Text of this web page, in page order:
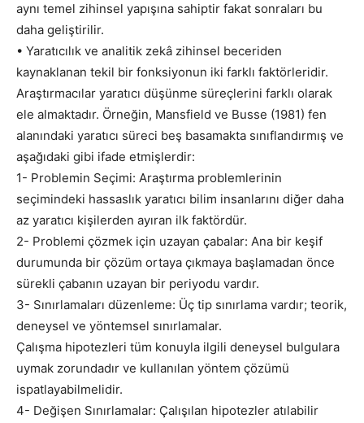
aynı temel zihinsel yapışına sahiptir fakat sonraları bu
daha geliştirilir.
• Yaratıcılık ve analitik zekâ zihinsel beceriden
kaynaklanan tekil bir fonksiyonun iki farklı faktörleridir.
Araştırmacılar yaratıcı düşünme süreçlerini farklı olarak
ele almaktadır. Örneğin, Mansfield ve Busse (1981) fen
alanındaki yaratıcı süreci beş basamakta sınıflandırmış ve
aşağıdaki gibi ifade etmişlerdir:
1- Problemin Seçimi: Araştırma problemlerinin
seçimindeki hassaslık yaratıcı bilim insanlarını diğer daha
az yaratıcı kişilerden ayıran ilk faktördür.
2- Problemi çözmek için uzayan çabalar: Ana bir keşif
durumunda bir çözüm ortaya çıkmaya başlamadan önce
sürekli çabanın uzayan bir periyodu vardır.
3- Sınırlamaları düzenleme: Üç tip sınırlama vardır; teorik,
deneysel ve yöntemsel sınırlamalar.
Çalışma hipotezleri tüm konuyla ilgili deneysel bulgulara
uymak zorundadır ve kullanılan yöntem çözümü
ispatlayabilmelidir.
4- Değişen Sınırlamalar: Çalışılan hipotezler atılabilir